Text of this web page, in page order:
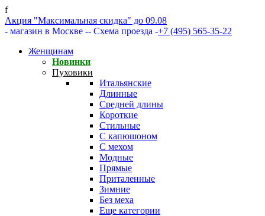
f
Акция "Максимальная скидка" до 09.08
- магазин в Москве -- Схема проезда -+7 (495) 565-35-22
Женщинам
Новинки
Пуховики
Итальянские
Длинные
Средней длины
Короткие
Стильные
С капюшоном
С мехом
Модные
Прямые
Приталенные
Зимние
Без меха
Еще категории